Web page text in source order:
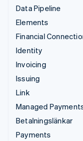
Data Pipeline
Elements
Financial
Identity
Invoicing
Issuing
Link
Managed
Betalningslänkar
Payments